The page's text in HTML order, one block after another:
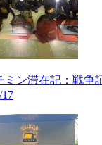
ミン滞在記：戦争
17